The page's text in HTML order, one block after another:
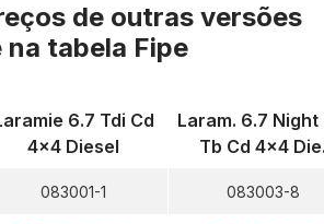
de outras versões
na tabela Fipe
6.7 Tdi Cd
4x4 Diesel
083001-1
Laram. 6.7 Night
Tb Cd 4x4
083003-8